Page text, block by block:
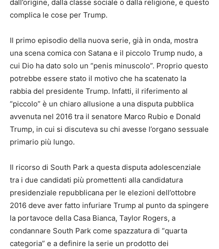
dall’origine, dalla classe sociale o dalla religione, e questo
complica le cose per Trump.
Il primo episodio della nuova serie, già in onda, mostra
una scena comica con Satana e il piccolo Trump nudo, a
cui Dio ha dato solo un “penis minuscolo”. Proprio questo
potrebbe essere stato il motivo che ha scatenato la
rabbia del presidente Trump. Infatti, il riferimento al
“piccolo” è un chiaro allusione a una disputa pubblica
avvenuta nel 2016 tra il senatore Marco Rubio e Donald
Trump, in cui si discuteva su chi avesse l’organo sessuale
primario più lungo.
Il ricorso di South Park a questa disputa adolescenziale
tra i due candidati più promettenti alla candidatura
presidenziale repubblicana per le elezioni dell’ottobre
2016 deve aver fatto infuriare Trump al punto da spingere
la portavoce della Casa Bianca, Taylor Rogers, a
condannare South Park come spazzatura di “quarta
categoria” e a definire la serie un prodotto dei